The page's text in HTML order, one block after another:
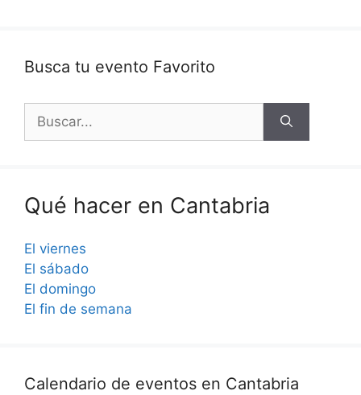
Busca tu evento Favorito
Qué hacer en Cantabria
El viernes
El sábado
El domingo
El fin de semana
Calendario de eventos en Cantabria